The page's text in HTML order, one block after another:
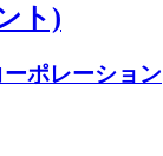
ト)
ポレーション